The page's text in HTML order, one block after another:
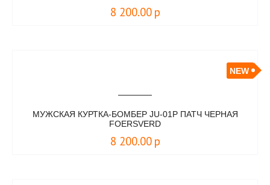
8 200.00 р
NEW
МУЖСКАЯ КУРТКА-БОМБЕР JU-01P ПАТЧ ЧЕРНАЯ
FOERSVERD
8 200.00 р